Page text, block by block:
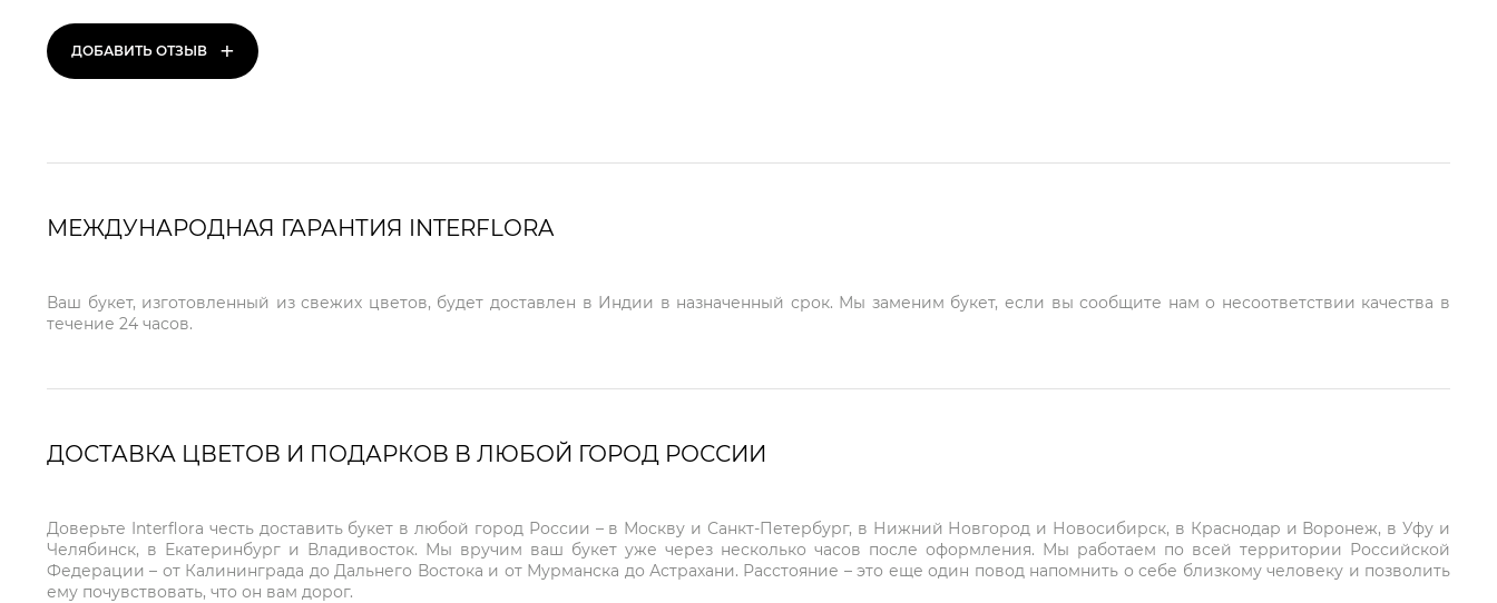
ДОБАВИТЬ ОТЗЫВ +
МЕЖДУНАРОДНАЯ ГАРАНТИЯ INTERFLORA
Ваш букет, изготовленный из свежих цветов, будет доставлен в Индии в назначенный срок. Мы заменим букет, если вы сообщите нам о несоответствии качества в
течение 24 часов.
ДОСТАВКА ЦВЕТОВ И ПОДАРКОВ В ЛЮБОЙ ГОРОД РОССИИ
Доверьте Interflora честь доставить букет в любой город России – в Москву и Санкт-Петербург, в Нижний Новгород и Новосибирск, в Краснодар и Воронеж, в Уфу и
Челябинск, в Екатеринбург и Владивосток. Мы вручим ваш букет уже через несколько часов после оформления. Мы работаем по всей территории Российской
Федерации – от Калининграда до Дальнего Востока и от Мурманска до Астрахани. Расстояние – это еще один повод напомнить о себе близкому человеку и позволить
ему почувствовать, что он вам дорог.